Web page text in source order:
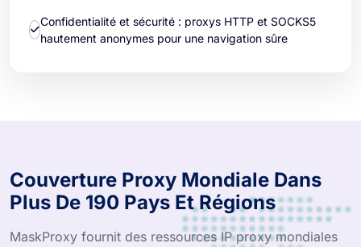
Confidentialité et sécurité : proxys HTTP et SOCKS5
hautement anonymes pour une navigation sûre
Couverture Proxy Mondiale Dans
Plus De 190 Pays Et Régions
MaskProxy fournit des ressources IP proxy mondiales